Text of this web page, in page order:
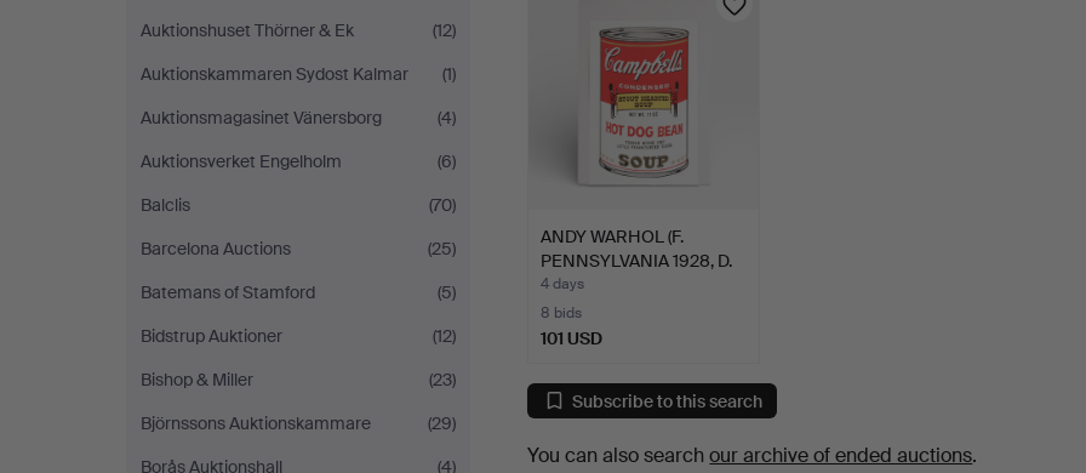
Auktionshuset Thörner & Ek
(12)
Auktionskammaren Sydost Kalmar
(1)
Auktionsmagasinet Vänersborg
(4)
Auktionsverket Engelholm
(6)
Balclis
(70)
Barcelona Auctions
(25)
Batemans of Stamford
(5)
Bidstrup Auktioner
(12)
Bishop & Miller
(23)
Björnssons Auktionskammare
(29)
Borås Auktionshall
(4)
ANDY WARHOL (F.
PENNSYLVANIA 1928, D.
NEW …
4 days
8 bids
101 USD
Subscribe to this search
You can also searchour archive of ended auctions.